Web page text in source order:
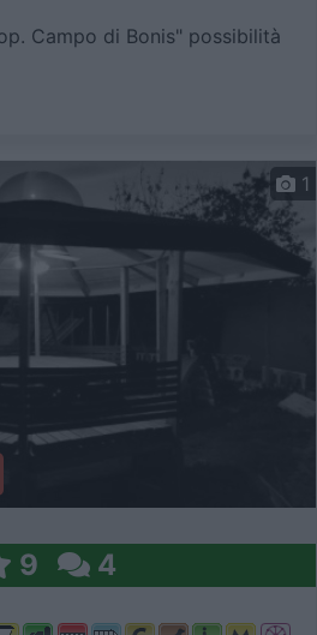
Campo di Bonis" possibilità
1
9 4